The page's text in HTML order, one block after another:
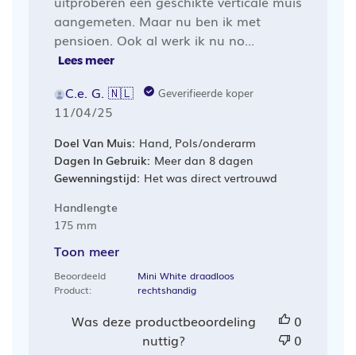
aangemeten. Maar nu ben ik met
pensioen. Ook al werk ik nu no...
Lees meer
C.e. G. 🇳🇱 Geverifieerde koper
Publicatiedatum
11/04/25
Doel Van Muis: Hand, Pols/onderarm
Dagen In Gebruik: Meer dan 8 dagen
Gewenningstijd: Het was direct vertrouwd
Handlengte
175 mm
Toon meer
Beoordeeld
Product:
Mini White draadloos
rechtshandig
Was deze productbeoordeling
nuttig?
0
0